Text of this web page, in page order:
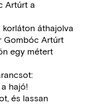
Artúrt a
áthajolva
Gombóc Artúrt
egy métert
hajó!
és lassan